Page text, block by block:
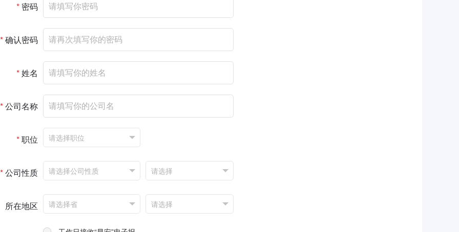
* 密码
*确认密码
*姓名
*公司名称
*职位
*公司性质
所在地区